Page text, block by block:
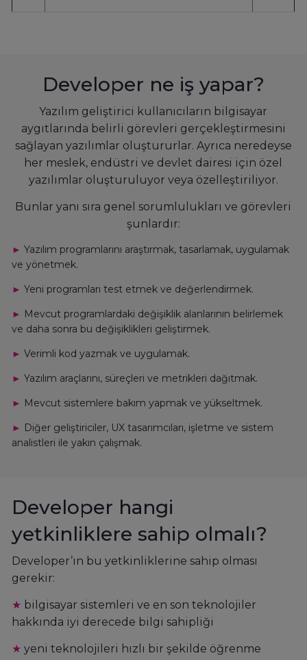
Developer ne iş yapar?
Yazılım geliştirici kullanıcıların bilgisayar
aygıtlarında belirli görevleri gerçekleştirmesini
sağlayan yazılımlar oluştururlar. Ayrıca neredeyse
her meslek, endüstri ve devlet dairesi için özel
yazılımlar oluşturuluyor veya özelleştiriliyor.
Bunlar yanı sıra genel sorumlulukları ve görevleri
şunlardır:
► Yazılım programlarını araştırmak, tasarlamak, uygulamak
ve yönetmek.
► Yeni programları test etmek ve değerlendirmek.
► Mevcut programlardaki değişiklik alanlarının belirlemek
ve daha sonra bu değişiklikleri geliştirmek.
► Verimli kod yazmak ve uygulamak.
► Yazılım araçlarını, süreçleri ve metrikleri dağıtmak.
► Mevcut sistemlere bakım yapmak ve yükseltmek.
► Diğer geliştiriciler, UX tasarımcıları, işletme ve sistem
analistleri ile yakın çalışmak.
Developer hangi
yetkinliklere sahip olmalı?
Developer’ın bu yetkinliklerine sahip olması
gerekir:
★ bilgisayar sistemleri ve en son teknolojiler
hakkında iyi derecede bilgi sahipliği
★ yeni teknolojileri hızlı bir şekilde öğrenme